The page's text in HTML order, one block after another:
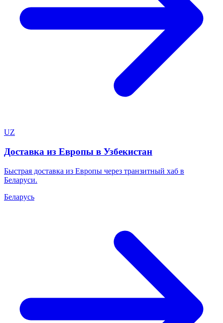
UZ
Доставка из Европы в Узбекистан
Быстрая доставка из Европы через транзитный хаб в
Беларуси.
Беларусь